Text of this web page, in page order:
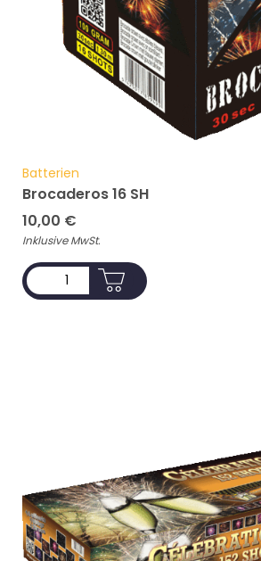
Batterien
Brocaderos 16 SH
10,00 €
Inklusive MwSt.